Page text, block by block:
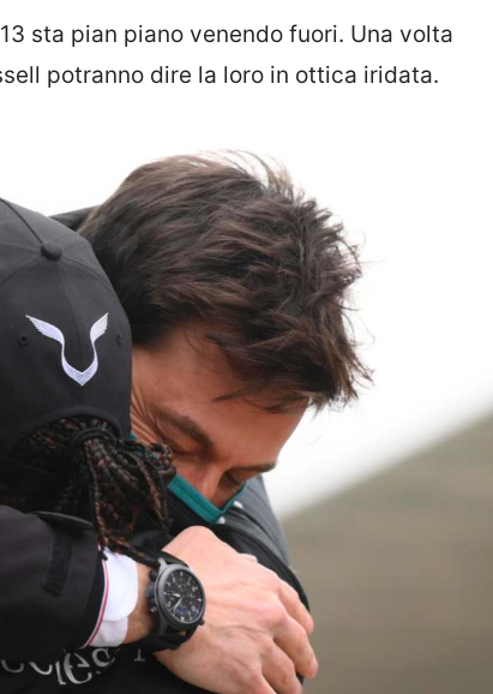
sta pian piano venendo fuori. Una volta
potranno dire la loro in ottica iridata.